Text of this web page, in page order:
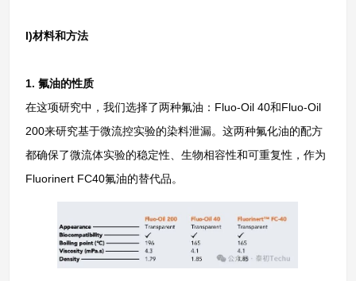
I)材料和方法
1. 氟油的性质
在这项研究中，我们选择了两种氟油：Fluo-Oil 40和Fluo-Oil
200来研究基于微流控实验的染料泄漏。这两种氟化油的配方
都确保了微流体实验的稳定性、生物相容性和可重复性，作为
Fluorinert FC40氟油的替代品。